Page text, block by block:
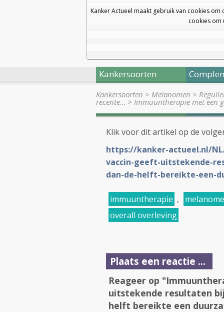
Kanker Actueel maakt gebruik van cookies
cookies om
Kankersoorten
Kankersoorten > Melanomen >
recente… > Immuuntherapie met een
Klik voor dit artikel op de
https://kanker-actueel.nl/
vaccin-geeft-uitstekende-
dan-de-helft-bereikte-een-
immuuntherapie ,
overall overleving
Plaats een reactie ...
Reageer op
uitstekende resultaten
helft bereikte een